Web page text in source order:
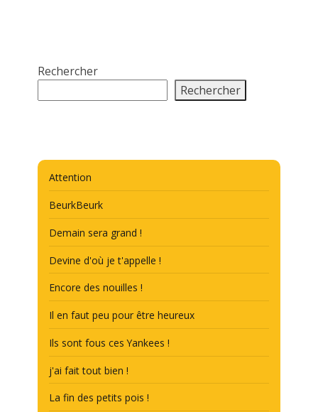
Rechercher
Rechercher
Attention
BeurkBeurk
Demain sera grand !
Devine d'où je t'appelle !
Encore des nouilles !
Il en faut peu pour être heureux
Ils sont fous ces Yankees !
j'ai fait tout bien !
La fin des petits pois !